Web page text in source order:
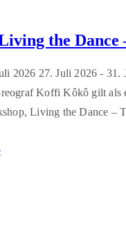
the Dance
2026 27. Juli 2026 - 31.
Koffi Kôkô gilt als
Living the Dance –